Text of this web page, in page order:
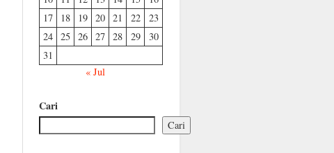
17
18 19 20 21 22
23
24 25 26 27 28 29
30
31
« Jul
Cari
Cari